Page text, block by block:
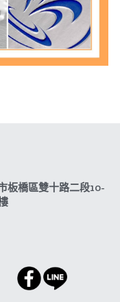
板橋區雙十路二段10-